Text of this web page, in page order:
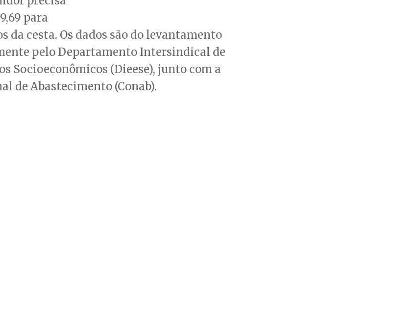
para
da cesta. Os dados são do levantamento
pelo Departamento Intersindical de
Socioeconômicos (Dieese), junto com a
de Abastecimento (Conab).